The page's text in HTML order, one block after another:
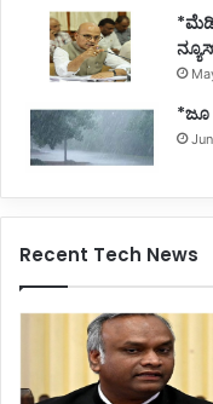
*ಜೂ
Recent Tech News